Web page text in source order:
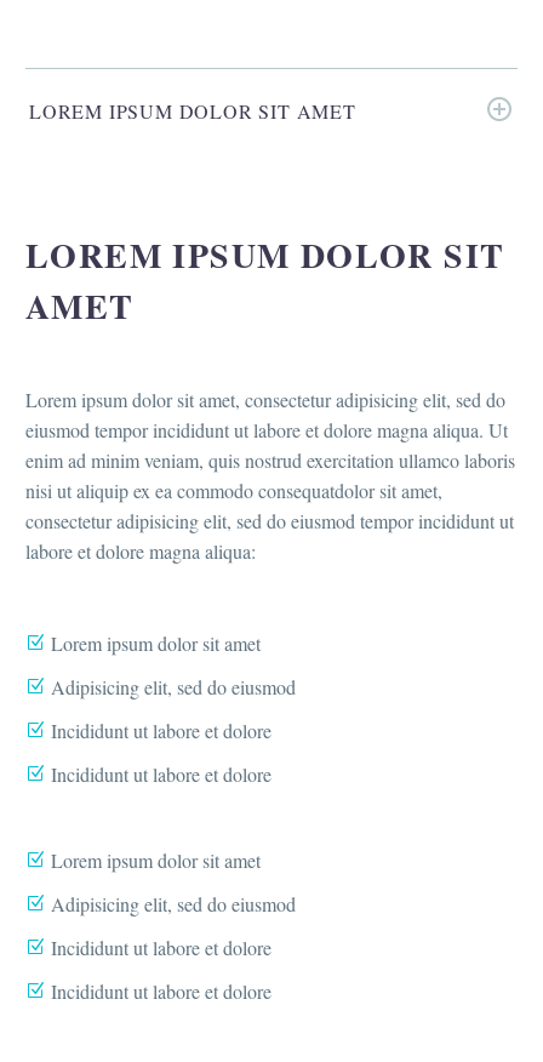
LOREM IPSUM DOLOR SIT AMET
LOREM IPSUM DOLOR SIT
AMET
Lorem ipsum dolor sit amet, consectetur adipisicing elit, sed do
eiusmod tempor incididunt ut labore et dolore magna aliqua. Ut
enim ad minim veniam, quis nostrud exercitation ullamco laboris
nisi ut aliquip ex ea commodo consequatdolor sit amet,
consectetur adipisicing elit, sed do eiusmod tempor incididunt ut
labore et dolore magna aliqua:
Lorem ipsum dolor sit amet
Adipisicing elit, sed do eiusmod
Incididunt ut labore et dolore
Incididunt ut labore et dolore
Lorem ipsum dolor sit amet
Adipisicing elit, sed do eiusmod
Incididunt ut labore et dolore
Incididunt ut labore et dolore